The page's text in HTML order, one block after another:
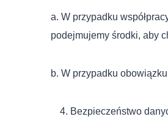
a. W przypadku
podejmujemy środki, aby
b. W przypadku
Bezpieczeństwo